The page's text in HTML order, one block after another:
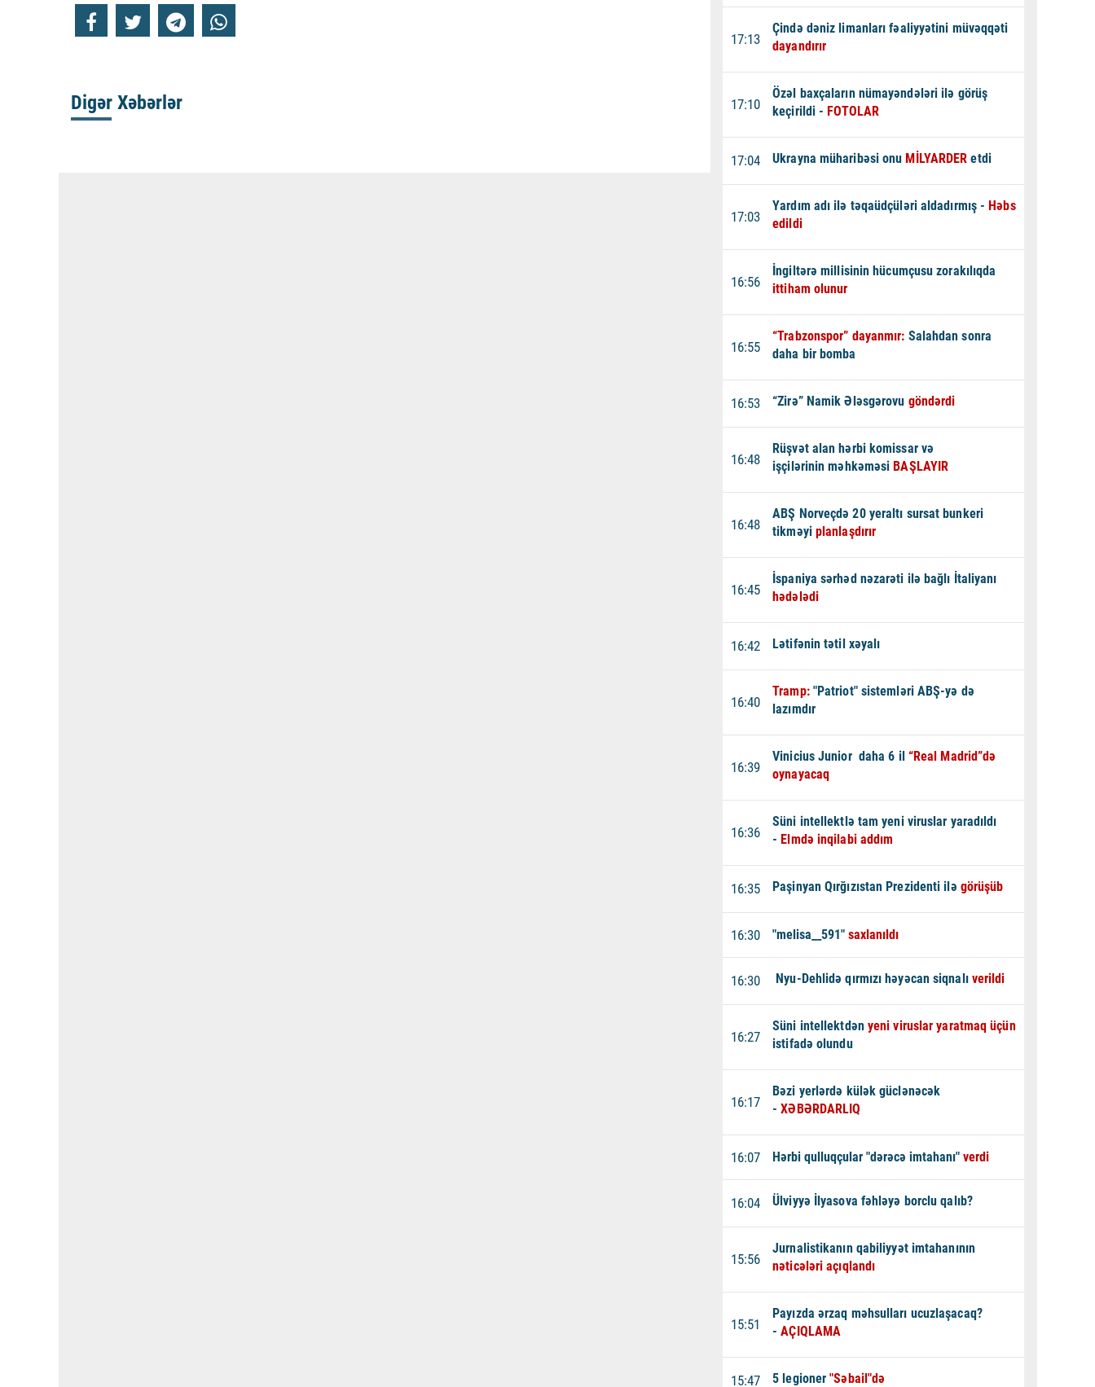
Digər Xəbərlər
17:13
Çində dəniz limanları fəaliyyətini müvəqqəti
dayandırır
17:10
Özəl baxçaların nümayəndələri ilə görüş
keçirildi - FOTOLAR
17:04 Ukrayna müharibəsi onu MİLYARDERetdi
17:03
Yardım adı ilə təqaüdçüləri aldadırmış - Həbs
edildi
16:56
İngiltərə millisinin hücumçusu zorakılıqda
ittiham olunur
16:55
“Trabzonspor” dayanmır: Salahdan sonra
daha bir bomba
16:53 “Zirə” Namik Ələsgərovu göndərdi
16:48
Rüşvət alan hərbi komissar və
işçilərinin məhkəməsi BAŞLAYIR
16:48
ABŞ Norveçdə 20 yeraltı sursat bunkeri
tikməyiplanlaşdırır
16:45
İspaniya sərhəd nəzarəti ilə bağlı İtaliyanı
hədələdi
16:42 Lətifənin tətil xəyalı
16:40
Tramp:"Patriot" sistemləri ABŞ-yə də
lazımdır
16:39
Vinicius Junior daha 6 il “Real Madrid”də
oynayacaq
16:36
Süni intellektlə tam yeni viruslar yaradıldı
- Elmdə inqilabi addım
16:35 Paşinyan Qırğızıstan Prezidenti ilə görüşüb
16:30 "melisa__591"saxlanıldı
16:30 Nyu-Dehlidə qırmızı həyəcan siqnalıverildi
16:27
Süni intellektdən yeni viruslar yaratmaq üçün
istifadə olundu
16:17
Bəzi yerlərdə külək güclənəcək
-XƏBƏRDARLIQ
16:07 Hərbi qulluqçular "dərəcə imtahanı"verdi
16:04 Ülviyyə İlyasova fəhləyə borclu qalıb?
15:56
Jurnalistikanın qabiliyyət imtahanının
nəticələri açıqlandı
15:51
Payızda ərzaq məhsulları ucuzlaşacaq?
-AÇIQLAMA
15:47 5 legioner"Səbail"də